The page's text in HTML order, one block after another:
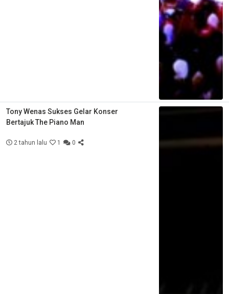
Tony Wenas Sukses Gelar Konser
Bertajuk The Piano Man
2 tahun lalu 1 0